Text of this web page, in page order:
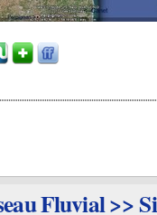
Fluvial >>